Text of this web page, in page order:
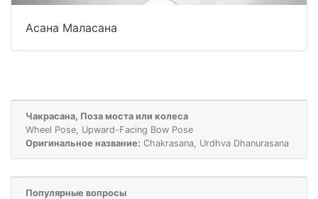
Асана Маласана
Чакрасана, Поза моста или колеса
Wheel Pose, Upward-Facing Bow Pose
Оригинальное название: Chakrasana, Urdhva Dhanurasana
Популярные вопросы